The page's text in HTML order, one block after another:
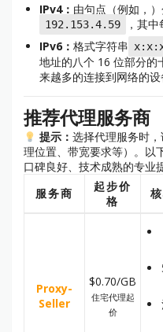
IPv4： 由句点（例如，
192.153.4.59
，其
IPv6： 格式字符串
地址的八个 16 位部分的
来越多的连接到网络的设
推荐代理服务商
提示： 选择代理服务时
理位置、带宽要求等）。以
口碑良好、技术成熟的专业
服务商
起步价
格
Proxy-
Seller
$0.70/GB
住宅代理起
价